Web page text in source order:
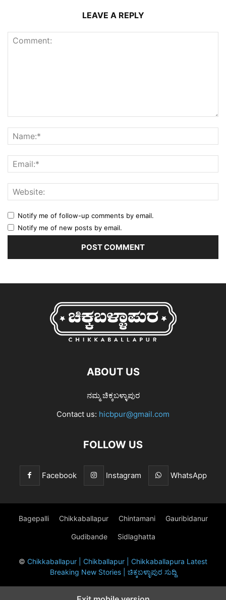
LEAVE A REPLY
Notify me of follow-up comments by email.
Notify me of new posts by email.
ABOUT US
ನಮ್ಮ ಚಿಕ್ಕಬಳ್ಳಾಪುರ
Contact us: hicbpur@gmail.com
FOLLOW US
Facebook Instagram WhatsApp
Bagepalli Chikkaballapur Chintamani Gauribidanur
Gudibande Sidlaghatta
© Chikkaballapur | Chikballapur | Chikkaballapura Latest
Breaking New Stories | ಚಿಕ್ಕಬಳ್ಳಾಪುರ ಸುದ್ದಿ